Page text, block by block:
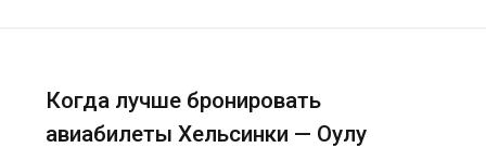
Когда лучше бронировать
авиабилеты Хельсинки — Оулу